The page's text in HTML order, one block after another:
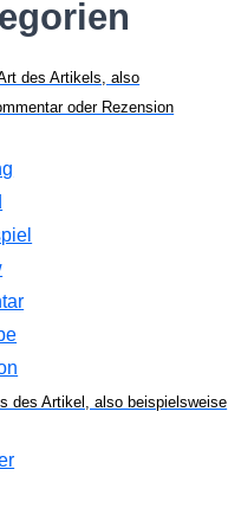
des Artikels, also
oder Rezension
des Artikel, also beispielsweise